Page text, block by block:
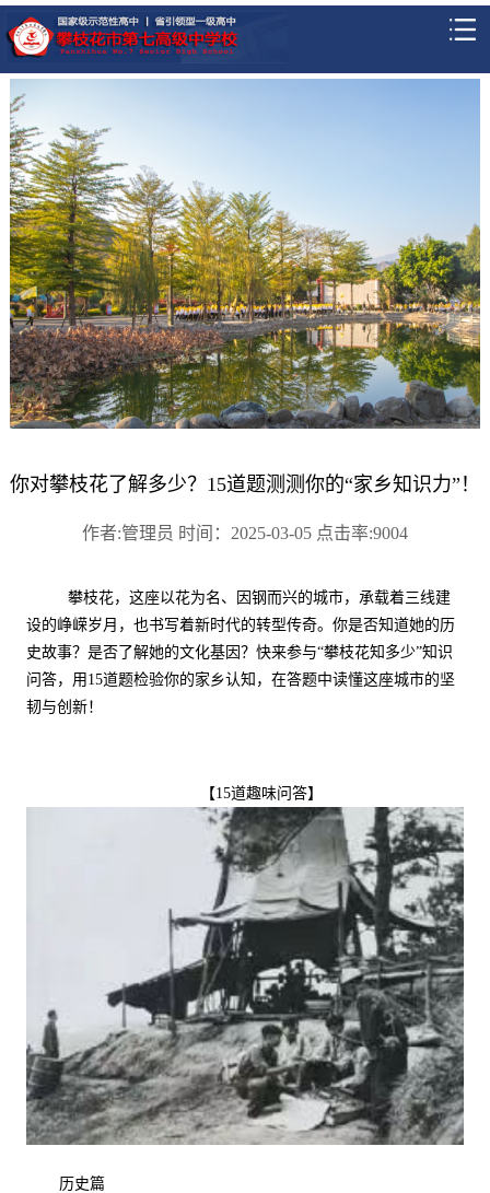
你对攀枝花了解多少？15道题测测你的“家乡知识力”！
作者:管理员 时间：2025-03-05 点击率:9004
攀枝花，这座以花为名、因钢而兴的城市，承载着三线建
设的峥嵘岁月，也书写着新时代的转型传奇。你是否知道她的历
史故事？是否了解她的文化基因？ 快来参与“攀枝花知多少”知识
问答，用 15道题检验你的家乡认知，在答题中读懂这座城市的坚
韧与创新！
【15道趣味问答】
历史篇